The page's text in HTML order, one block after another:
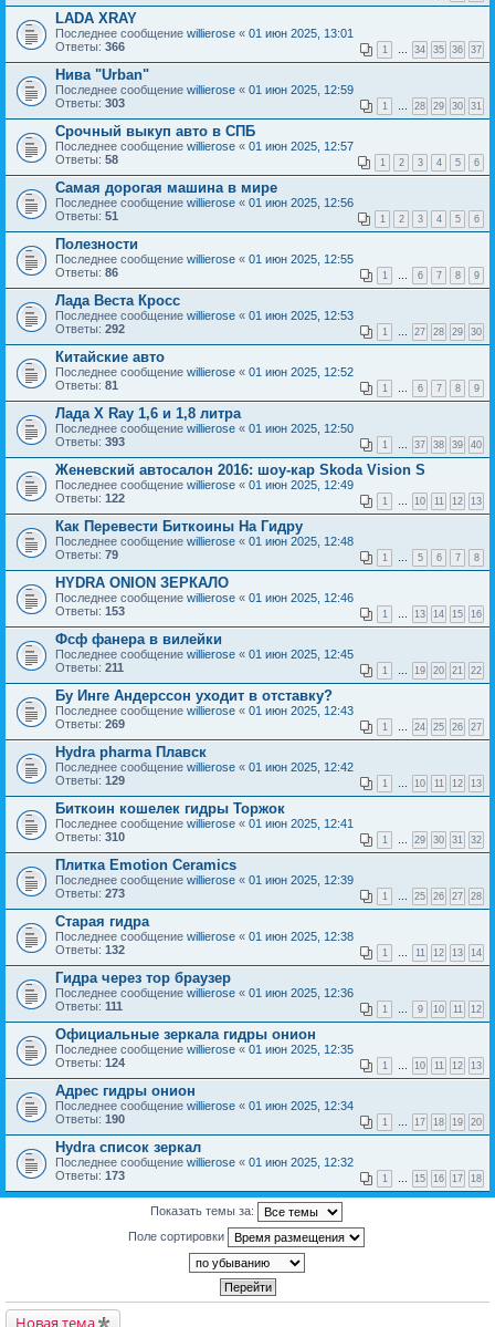
LADA XRAY
Последнее сообщение willierose « 01 июн 2025, 13:01
Ответы: 366 1 … 34 35 36 37
Нива "Urban"
Последнее сообщение willierose « 01 июн 2025, 12:59
Ответы: 303 1 … 28 29 30 31
Срочный выкуп авто в СПБ
Последнее сообщение willierose « 01 июн 2025, 12:57
Ответы: 58 1 2 3 4 5 6
Самая дорогая машина в мире
Последнее сообщение willierose « 01 июн 2025, 12:56
Ответы: 51 1 2 3 4 5 6
Полезности
Последнее сообщение willierose « 01 июн 2025, 12:55
Ответы: 86 1 … 6 7 8 9
Лада Веста Кросс
Последнее сообщение willierose « 01 июн 2025, 12:53
Ответы: 292 1 … 27 28 29 30
Китайские авто
Последнее сообщение willierose « 01 июн 2025, 12:52
Ответы: 81 1 … 6 7 8 9
Лада X Ray 1,6 и 1,8 литра
Последнее сообщение willierose « 01 июн 2025, 12:50
Ответы: 393 1 … 37 38 39 40
Женевский автосалон 2016: шоу-кар Skoda Vision S
Последнее сообщение willierose « 01 июн 2025, 12:49
Ответы: 122 1 … 10 11 12 13
Как Перевести Биткоины На Гидру
Последнее сообщение willierose « 01 июн 2025, 12:48
Ответы: 79 1 … 5 6 7 8
HYDRA ONION ЗЕРКАЛО
Последнее сообщение willierose « 01 июн 2025, 12:46
Ответы: 153 1 … 13 14 15 16
Фсф фанера в вилейки
Последнее сообщение willierose « 01 июн 2025, 12:45
Ответы: 211 1 … 19 20 21 22
Бу Инге Андерссон уходит в отставку?
Последнее сообщение willierose « 01 июн 2025, 12:43
Ответы: 269 1 … 24 25 26 27
Hydra pharma Плавск
Последнее сообщение willierose « 01 июн 2025, 12:42
Ответы: 129 1 … 10 11 12 13
Биткоин кошелек гидры Торжок
Последнее сообщение willierose « 01 июн 2025, 12:41
Ответы: 310 1 … 29 30 31 32
Плитка Emotion Ceramics
Последнее сообщение willierose « 01 июн 2025, 12:39
Ответы: 273 1 … 25 26 27 28
Старая гидра
Последнее сообщение willierose « 01 июн 2025, 12:38
Ответы: 132 1 … 11 12 13 14
Гидра через тор браузер
Последнее сообщение willierose « 01 июн 2025, 12:36
Ответы: 111 1 … 9 10 11 12
Официальные зеркала гидры онион
Последнее сообщение willierose « 01 июн 2025, 12:35
Ответы: 124 1 … 10 11 12 13
Адрес гидры онион
Последнее сообщение willierose « 01 июн 2025, 12:34
Ответы: 190 1 … 17 18 19 20
Hydra список зеркал
Последнее сообщение willierose « 01 июн 2025, 12:32
Ответы: 173 1 … 15 16 17 18
Показать темы за:
Поле сортировки
Новая тема